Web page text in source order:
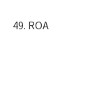
49. ROA